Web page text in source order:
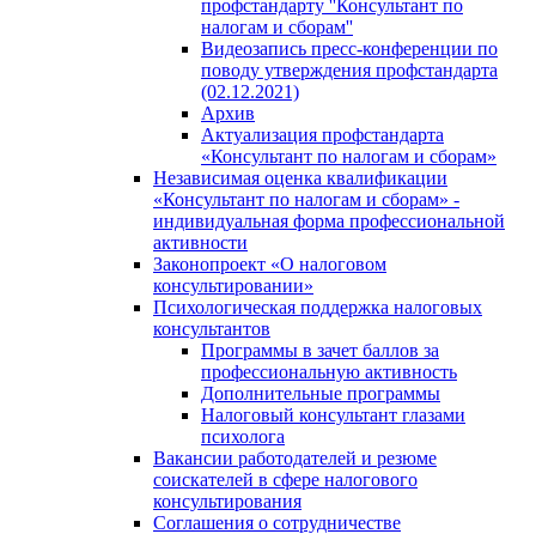
профстандарту ''Консультант по
налогам и сборам''
Видеозапись пресс-конференции по
поводу утверждения профстандарта
(02.12.2021)
Архив
Актуализация профстандарта
«Консультант по налогам и сборам»
Независимая оценка квалификации
«Консультант по налогам и сборам» -
индивидуальная форма профессиональной
активности
Законопроект «О налоговом
консультировании»
Психологическая поддержка налоговых
консультантов
Программы в зачет баллов за
профессиональную активность
Дополнительные программы
Налоговый консультант глазами
психолога
Вакансии работодателей и резюме
соискателей в сфере налогового
консультирования
Соглашения о сотрудничестве